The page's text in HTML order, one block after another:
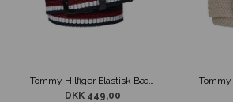
DKK 449,00